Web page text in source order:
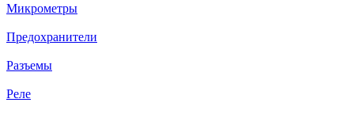
Микрометры
Предохранители
Разъемы
Реле